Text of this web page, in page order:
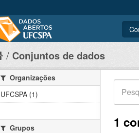
Conjuntos de dados
1
Organizações
UFCSPA (1)
Grupos